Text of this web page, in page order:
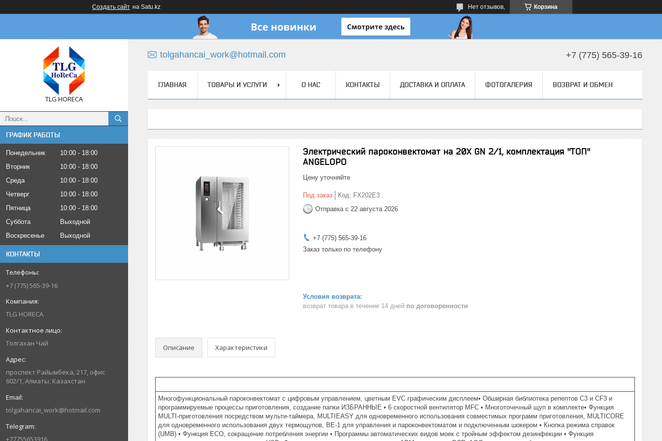
Создать сайт на Satu.kz Корзина
Нет отзывов,
TLG HORECA
ГРАФИК РАБОТЫ
Понедельник 10:00
18:00
Вторник
10:00
18:00
Среда
10:00
18:00
Четверг
10:00
18:00
Пятница
10:00
18:00
Суббота
Выходной
Воскресенье
Выходной
КОНТАКТЫ
+7 (775) 565-39-16
TLG HORECA
Толгахан Чай
проспект Райымбека, 217, офис
602/1, Алматы, Казахстан
tolgahancai_work@hotmail.com
+77755653916
tolgahancai_work@hotmail.com +7 (775) 565-39-16
ГЛАВНАЯ ТОВАРЫ И УСЛУГИ О НАС КОНТАКТЫ ДОСТАВКА И ОПЛАТА ФОТОГАЛЕРИЯ ВОЗВРАТ И ОБМЕН
Электрический пароконвектомат на 20X GN 2/1, комплектация "ТОП"
ANGELOPO
Цену уточняйте
Под заказ Код: FX202E3
Отправка с 22 августа 2026
+7 (775) 565-39-16
Заказ только по телефону
возврат товара в течение 14 дней по договоренности
Описание Характеристики
Многофункциональный пароконвектомат с цифровым управлением, цветным EVC графическим дисплеем• Обширная библиотека репептов C3 и CF3 и
программируемые процессы приготовления, создание папки ИЗБРАННЫЕ • 6 скоростной вентилятор MFC • Многоточечный щуп в комплекте• Функция
MULTI-приготовления посредством мульти-таймера, MULTIEASY для одновременного использования совместимых программ приготовления, MULTICORE
для одновременного использования двух термощупов, BE-1 для управления и пароконвектоматом и подключенным шокером • Кнопка режима справок
(UMB) • Функция ECO, сокращение потребления энергии • Программы автоматических видов моек с тройным эффектом дезинфекции • Функция